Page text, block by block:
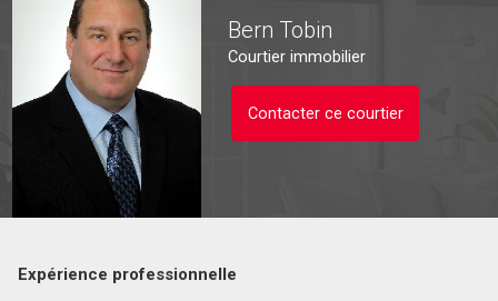
Bern Tobin
Courtier immobilier
Contacter ce courtier
Expérience professionnelle